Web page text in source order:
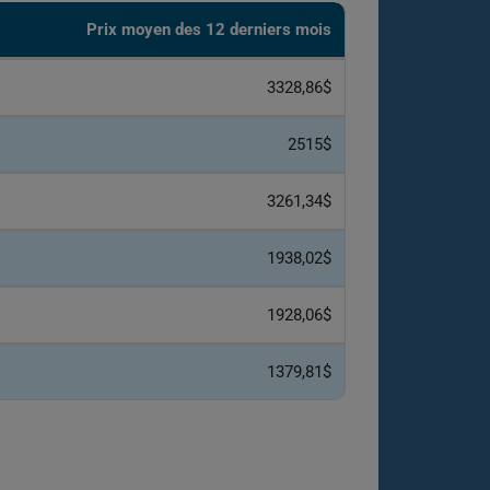
Prix ​​moyen des 12 derniers mois
3328,86$
2515$
3261,34$
1938,02$
1928,06$
1379,81$